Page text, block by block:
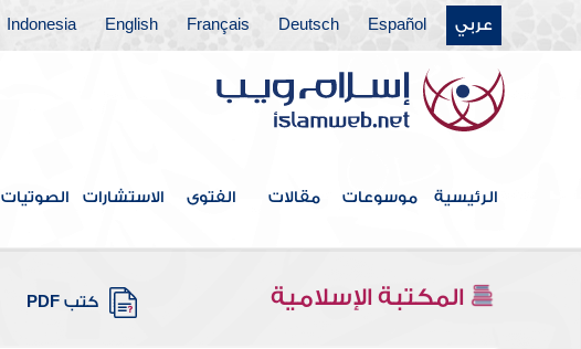
عربي Español
Deutsch
Français
English
Indonesia
الرئيسية موسوعات مقالات الفتوى الاستشارات الصوتيات
المكتبة الإسلامية كتب PDF